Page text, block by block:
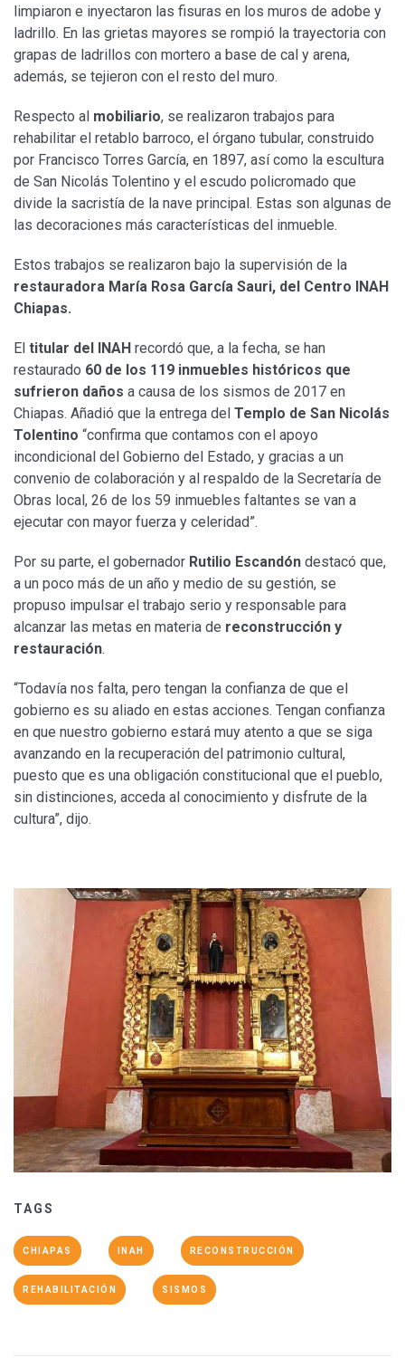
limpiaron e inyectaron las fisuras en los muros de adobe y
ladrillo. En las grietas mayores se rompió la trayectoria con
grapas de ladrillos con mortero a base de cal y arena,
además, se tejieron con el resto del muro.
Respecto al mobiliario, se realizaron trabajos para
rehabilitar el retablo barroco, el órgano tubular, construido
por Francisco Torres García, en 1897, así como la escultura
de San Nicolás Tolentino y el escudo policromado que
divide la sacristía de la nave principal. Estas son algunas de
las decoraciones más características del inmueble.
Estos trabajos se realizaron bajo la supervisión de la
restauradora María Rosa García Sauri, del Centro INAH
Chiapas.
El titular del INAH recordó que, a la fecha, se han
restaurado 60 de los 119 inmuebles históricos que
sufrieron daños a causa de los sismos de 2017 en
Chiapas. Añadió que la entrega del Templo de San Nicolás
Tolentino “confirma que contamos con el apoyo
incondicional del Gobierno del Estado, y gracias a un
convenio de colaboración y al respaldo de la Secretaría de
Obras local, 26 de los 59 inmuebles faltantes se van a
ejecutar con mayor fuerza y celeridad”.
Por su parte, el gobernador Rutilio Escandón destacó que,
a un poco más de un año y medio de su gestión, se
propuso impulsar el trabajo serio y responsable para
alcanzar las metas en materia de reconstrucción y
restauración.
“Todavía nos falta, pero tengan la confianza de que el
gobierno es su aliado en estas acciones. Tengan confianza
en que nuestro gobierno estará muy atento a que se siga
avanzando en la recuperación del patrimonio cultural,
puesto que es una obligación constitucional que el pueblo,
sin distinciones, acceda al conocimiento y disfrute de la
cultura”, dijo.
TAGS
CHIAPAS INAH RECONSTRUCCIÓN
REHABILITACIÓN SISMOS